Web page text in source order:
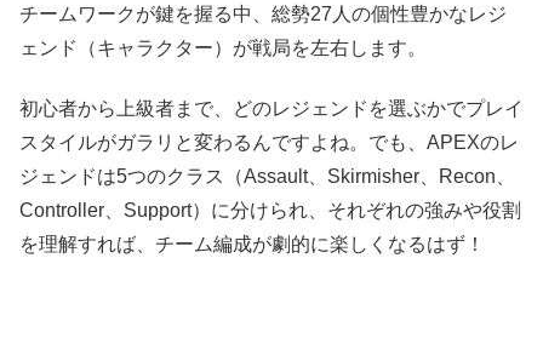
チームワークが鍵を握る中、総勢27人の個性豊かなレジ
ェンド（キャラクター）が戦局を左右します。
初心者から上級者まで、どのレジェンドを選ぶかでプレイ
スタイルがガラリと変わるんですよね。でも、APEXのレ
ジェンドは5つのクラス（Assault、Skirmisher、Recon、
Controller、Support）に分けられ、それぞれの強みや役割
を理解すれば、チーム編成が劇的に楽しくなるはず！